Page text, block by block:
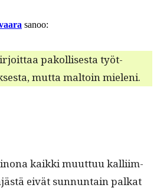
sanoo:
pakol­lis­es­ta työt­
mut­ta mal­toin mieleni.
kaik­ki muut­tuu kalli­im­
eivät sun­nun­tain palkat